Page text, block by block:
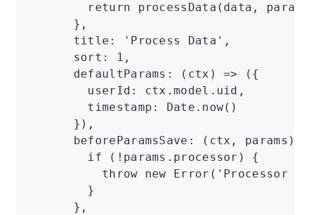
        return
processData (data ,
      }
,
      title
: 'Process Data' ,
      sort
: 1 ,
      defaultParams
: (ctx) => ({
        userId
: ctx .model .uid ,
        timestamp
: Date .now()
      })
,
      beforeParamsSave
: (ctx , params)
        if
( ! params .processor) {
          throw
new Error ( 'Processor
        }
      }
,